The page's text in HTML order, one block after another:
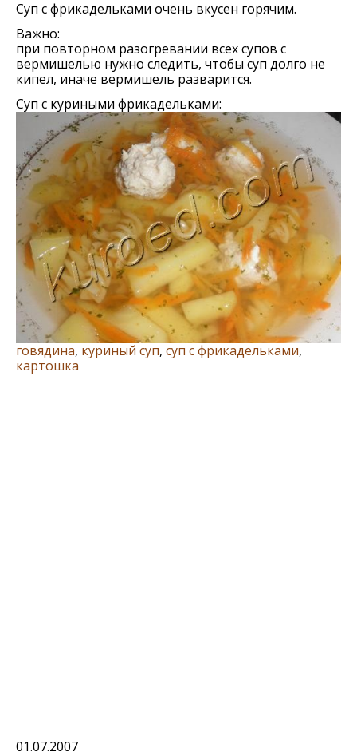
Суп с фрикадельками очень вкусен горячим.
Важно:
при повторном разогревании всех супов с
вермишелью нужно следить, чтобы суп долго не
кипел, иначе вермишель разварится.
Суп с куриными фрикадельками:
говядина, куриный суп, суп с фрикадельками,
картошка
01.07.2007